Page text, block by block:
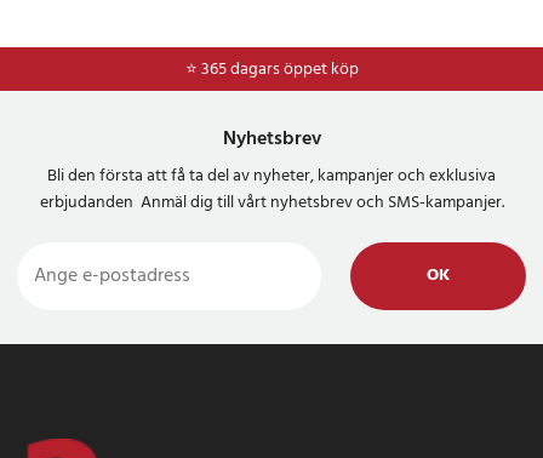
⭐ 365 dagars öppet köp
Nyhetsbrev
Bli den första att få ta del av nyheter, kampanjer och exklusiva
erbjudanden Anmäl dig till vårt nyhetsbrev och SMS-kampanjer.
OK